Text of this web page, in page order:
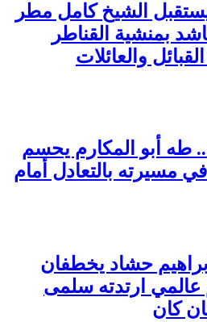
الشيخ كامل مطر
بمنشية القناطر
والعائلات
طه أبو المكارم يحسم
مواجهته الـ 66 في مسيرته بالتعادل أمام
حشاد يخطفان
عالمي ارتدته سلمى
كان